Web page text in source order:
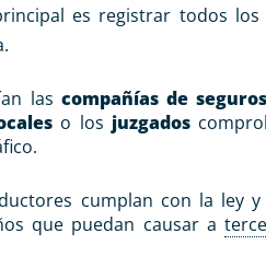
es registrar todos los
las compañías de seguros
o los juzgados
cumplan con la ley y
que puedan causar a